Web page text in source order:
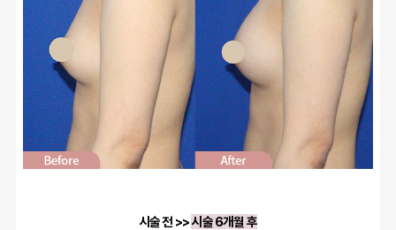
시술 전 >> 시술 6개월 후